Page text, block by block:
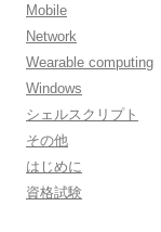
Mobile
Network
Wearable computing
Windows
シェルスクリプト
その他
はじめに
資格試験